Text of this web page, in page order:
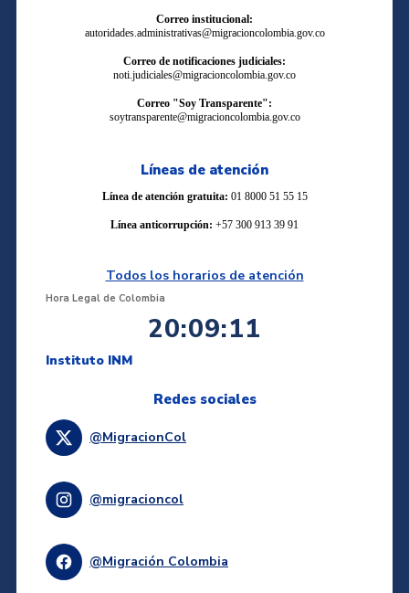
Correo institucional:
autoridades.administrativas@migracioncolombia.gov.co
Correo de notificaciones judiciales:
noti.judiciales@migracioncolombia.gov.co
Correo "Soy Transparente":
soytransparente@migracioncolombia.gov.co
Líneas de atención
Línea de atención gratuita: 01 8000 51 55 15
Línea anticorrupción: +57 300 913 39 91
Todos los horarios de atención
Hora Legal de Colombia
20:09:11
Instituto INM
Redes sociales
@MigracionCol
@migracioncol
@Migración Colombia